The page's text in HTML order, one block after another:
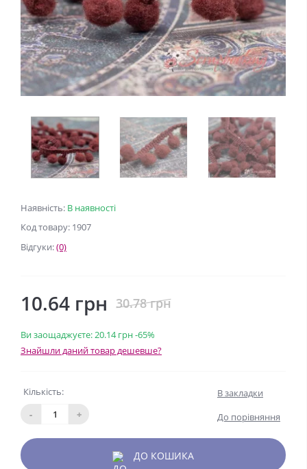
Наявність: В наявності
Код товару: 1907
Відгуки:(0)
10.64 грн 30.78 грн
Ви заощаджуєте:20.14 грн-65%
Знайшли даний товар дешевше?
Кількість:
-
+
В закладки
До порівняння
ДО КОШИКА